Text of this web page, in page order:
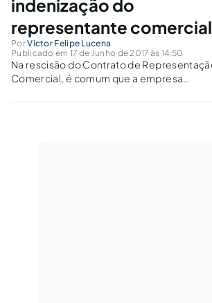
indenização do
representante comercial
PorVictor Felipe Lucena
Publicado em 17 de Junho de 2017 às 14:50
Na rescisão do Contrato de
Comercial, é comum que a empresa
indenização devida ao Representante, o